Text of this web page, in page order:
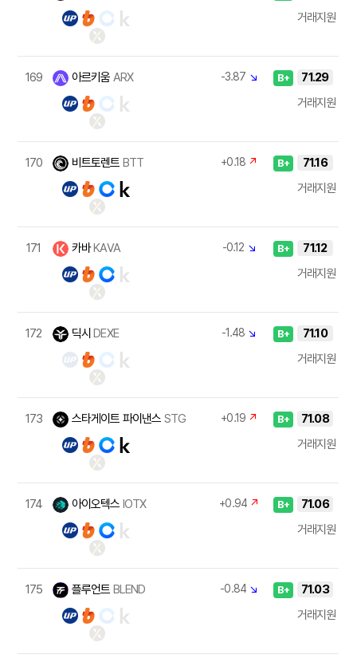
거래지원
169 아르키움 ARX -3.87 ↘ B+
71.29
거래지원
170 비트토렌트 BTT +0.18 ↗ B+
71.16
거래지원
171 카바KAVA -0.12 ↘ B+
71.12
거래지원
172 딕시DEXE -1.48 ↘ B+
71.10
거래지원
173 스타게이트 파이낸스 STG +0.19 ↗ B+
71.08
거래지원
174 아이오텍스 IOTX +0.94 ↗ B+
71.06
거래지원
175 플루언트 BLEND -0.84 ↘ B+
71.03
거래지원